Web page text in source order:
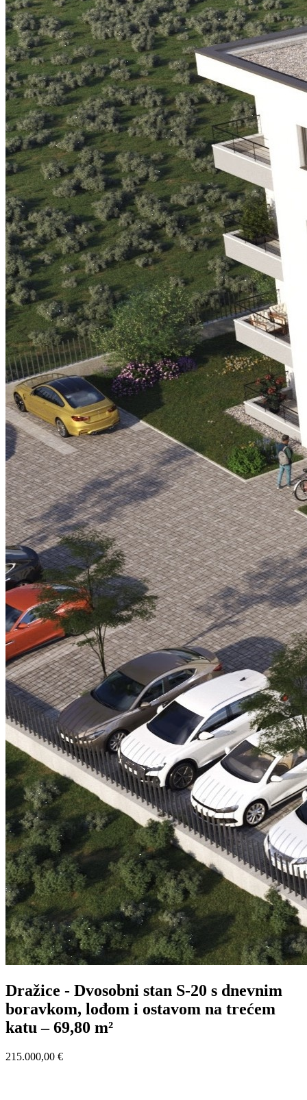
Dražice - Dvosobni stan S-20 s dnevnim
boravkom, lođom i ostavom na trećem
katu – 69,80 m²
215.000,00 €